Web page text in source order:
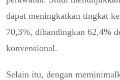
dapat meningkatkan tingkat
70,3%, dibandingkan 62,4%
konvensional.
Selain itu, dengan